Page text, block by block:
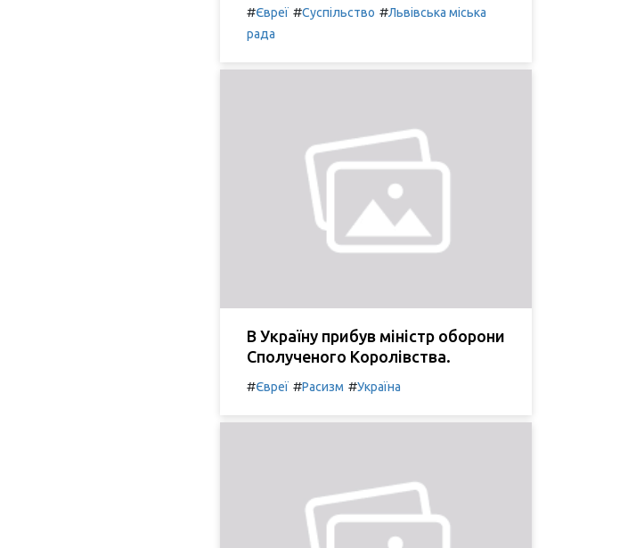
#Євреї #Суспільство #Львівська міська
рада
В Україну прибув міністр оборони
Сполученого Королівства.
#Євреї #Расизм #Україна